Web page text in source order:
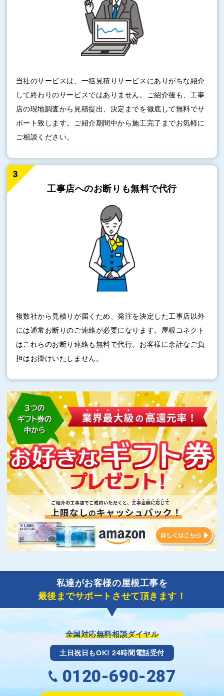
当社のサービスは、一括見積りサービスにありがちな紹介
して終わりのサービスではありません。ご紹介後も、工事
店の現地調査から見積提出、決定までを徹底して無料でサ
ポート致します。ご紹介期間中から施工完了までお気軽に
ご相談ください。
工事店へのお断りも無料で代行
複数社から見積りが届くため、発注を決定した工事店以外
には通常お断りのご連絡が必要になります。屋根コネクト
はこれらのお断り連絡も無料で代行。お客様に余計なご負
担はお掛けいたしません。
私達がお客様の屋根工事を
最後までサポートさせて頂きます！
全国対応無料相談ダイヤル
土日祝日もOK! 24時間電話受付
0120-690-287